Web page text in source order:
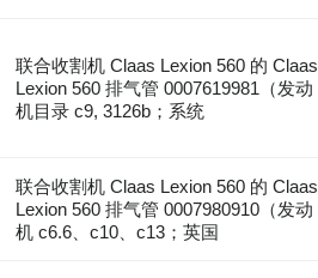
联合收割机 Claas Lexion 560 的 Claas
Lexion 560 排气管 0007619981（发动
机目录 c9, 3126b；系统
联合收割机 Claas Lexion 560 的 Claas
Lexion 560 排气管 0007980910（发动
机 c6.6、c10、c13；英国